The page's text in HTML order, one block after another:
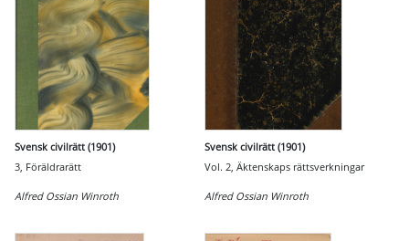
Svensk civilrätt (1901)
3, Föräldrarätt
Alfred Ossian Winroth
Svensk civilrätt (1901)
Vol. 2, Äktenskaps rättsverkningar
Alfred Ossian Winroth